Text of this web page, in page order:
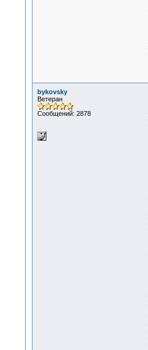
bykovsky
Ветеран
Сообщений: 2878